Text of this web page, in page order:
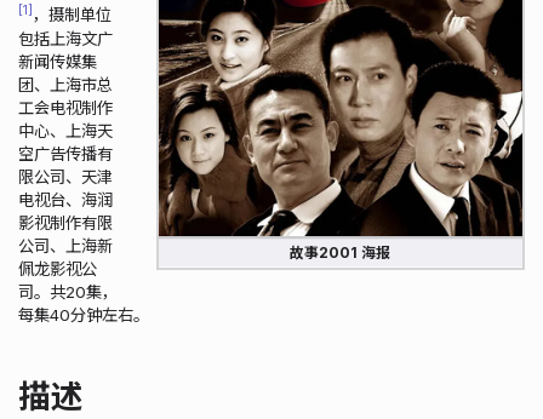
故事2001 海报
1 ，摄制单位
包括上海文广
新闻传媒集
团、上海市总
工会电视制作
中心、上海天
空广告传播有
限公司、天津
电视台、海润
影视制作有限
公司、上海新
佩龙影视公
司。共20集，
每集40分钟左右。
描述